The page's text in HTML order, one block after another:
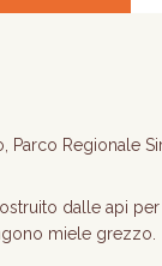
Parco Regionale
dalle api
miele grezzo.